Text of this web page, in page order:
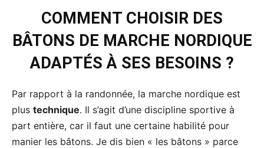
COMMENT CHOISIR DES
BÂTONS DE MARCHE NORDIQUE
ADAPTÉS À SES BESOINS ?
Par rapport à la randonnée, la marche nordique est
plus technique. Il s’agit d’une discipline sportive à
part entière, car il faut une certaine habilité pour
manier les bâtons. Je dis bien « les bâtons » parce